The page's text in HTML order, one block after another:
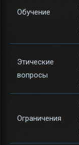
Обучение
Этические
вопросы
Ограничения